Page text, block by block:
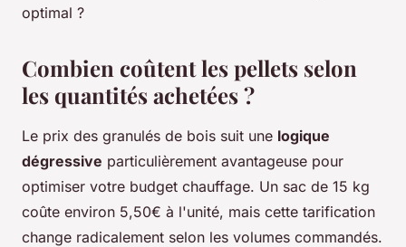
optimal ?
Combien coûtent les pellets selon
les quantités achetées ?
Le prix des granulés de bois suit une logique
dégressive particulièrement avantageuse pour
optimiser votre budget chauffage. Un sac de 15 kg
coûte environ 5,50€ à l'unité, mais cette tarification
change radicalement selon les volumes commandés.